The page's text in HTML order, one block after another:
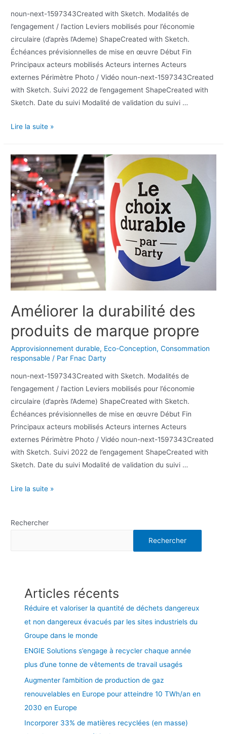
noun-next-1597343Created with Sketch. Modalités de
l’engagement / l’action Leviers mobilisés pour l’économie
circulaire (d’après l’Ademe) ShapeCreated with Sketch.
Échéances prévisionnelles de mise en œuvre Début Fin
Principaux acteurs mobilisés Acteurs internes Acteurs
externes Périmètre Photo / Vidéo noun-next-1597343Created
with Sketch. Suivi 2022 de l’engagement ShapeCreated with
Sketch. Date du suivi Modalité de validation du suivi …
Lire la suite »
Améliorer la durabilité des
produits de marque propre
Approvisionnement durable, Eco-Conception,Consommation
responsable / Par Fnac Darty
noun-next-1597343Created with Sketch. Modalités de
l’engagement / l’action Leviers mobilisés pour l’économie
circulaire (d’après l’Ademe) ShapeCreated with Sketch.
Échéances prévisionnelles de mise en œuvre Début Fin
Principaux acteurs mobilisés Acteurs internes Acteurs
externes Périmètre Photo / Vidéo noun-next-1597343Created
with Sketch. Suivi 2022 de l’engagement ShapeCreated with
Sketch. Date du suivi Modalité de validation du suivi …
Lire la suite »
Rechercher
Rechercher
Articles récents
Réduire et valoriser la quantité de déchets dangereux
et non dangereux évacués par les sites industriels du
Groupe dans le monde
ENGIE Solutions s’engage à recycler chaque année
plus d’une tonne de vêtements de travail usagés
Augmenter l’ambition de production de gaz
renouvelables en Europe pour atteindre 10 TWh/an en
2030 en Europe
Incorporer 33% de matières recyclées (en masse)